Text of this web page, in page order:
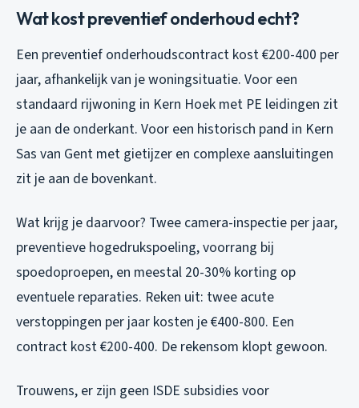
Wat kost preventief onderhoud echt?
Een preventief onderhoudscontract kost €200-400 per
jaar, afhankelijk van je woningsituatie. Voor een
standaard rijwoning in Kern Hoek met PE leidingen zit
je aan de onderkant. Voor een historisch pand in Kern
Sas van Gent met gietijzer en complexe aansluitingen
zit je aan de bovenkant.
Wat krijg je daarvoor? Twee camera-inspectie per jaar,
preventieve hogedrukspoeling, voorrang bij
spoedoproepen, en meestal 20-30% korting op
eventuele reparaties. Reken uit: twee acute
verstoppingen per jaar kosten je €400-800. Een
contract kost €200-400. De rekensom klopt gewoon.
Trouwens, er zijn geen ISDE subsidies voor